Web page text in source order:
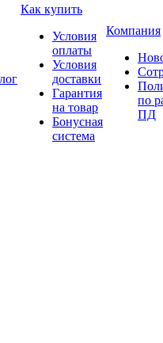
Как купить
Условия
оплаты
Условия
доставки
Гарантия
на товар
Бонусная
система
Компания
по
ПД